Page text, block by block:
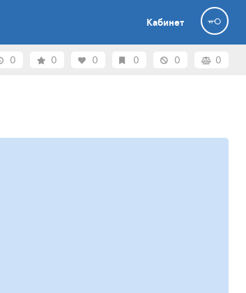
Кабинет
0 0 0 0 0 0